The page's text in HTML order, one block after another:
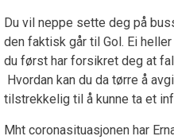
Du vil neppe sette deg på
den faktisk går til Gol. Ei
du først har forsikret deg at
Hvordan kan du da tørre å
tilstrekkelig til å kunne ta et
Mht coronasituasjonen har